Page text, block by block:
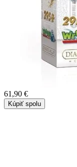
61,90 €
Kúpiť spolu